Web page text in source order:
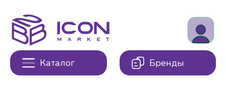
Каталог Бренды